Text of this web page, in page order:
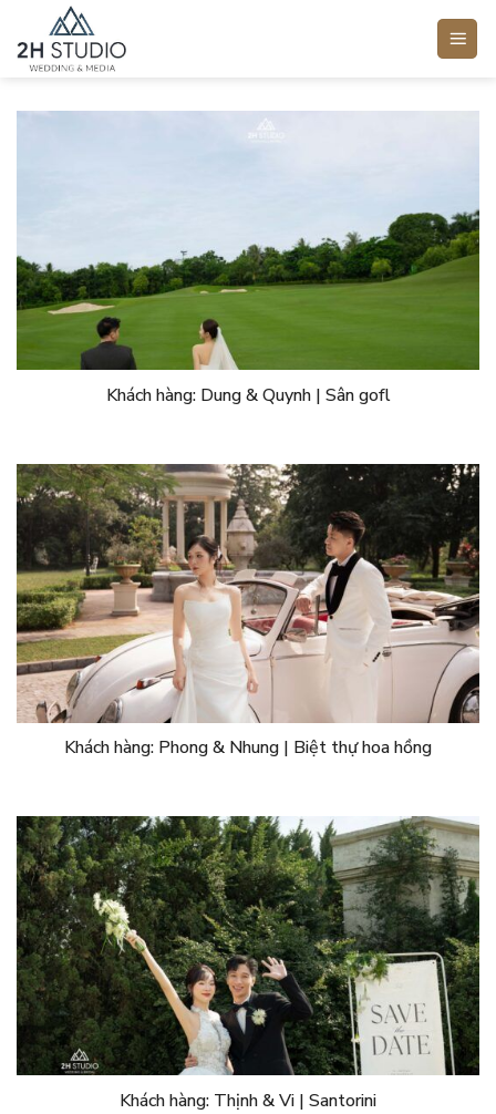
qua
Khách hàng: Dung & Quynh | Sân gofl
Khách hàng: Phong & Nhung | Biệt thự hoa hồng
Khách hàng: Thịnh & Vi | Santorini